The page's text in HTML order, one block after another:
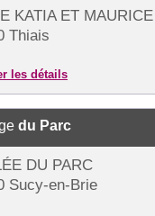
KATIA ET
Thiais
les détails
du Parc
DU PARC
Sucy-en-Brie